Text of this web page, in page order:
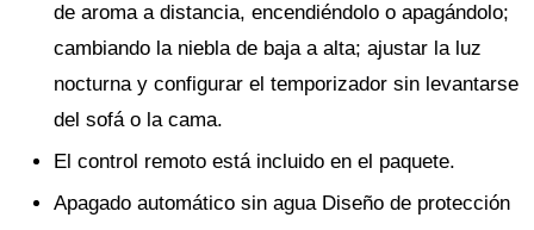
de aroma a distancia, encendiéndolo o apagándolo;
cambiando la niebla de baja a alta; ajustar la luz
nocturna y configurar el temporizador sin levantarse
del sofá o la cama.
El control remoto está incluido en el paquete.
Apagado automático sin agua Diseño de protección